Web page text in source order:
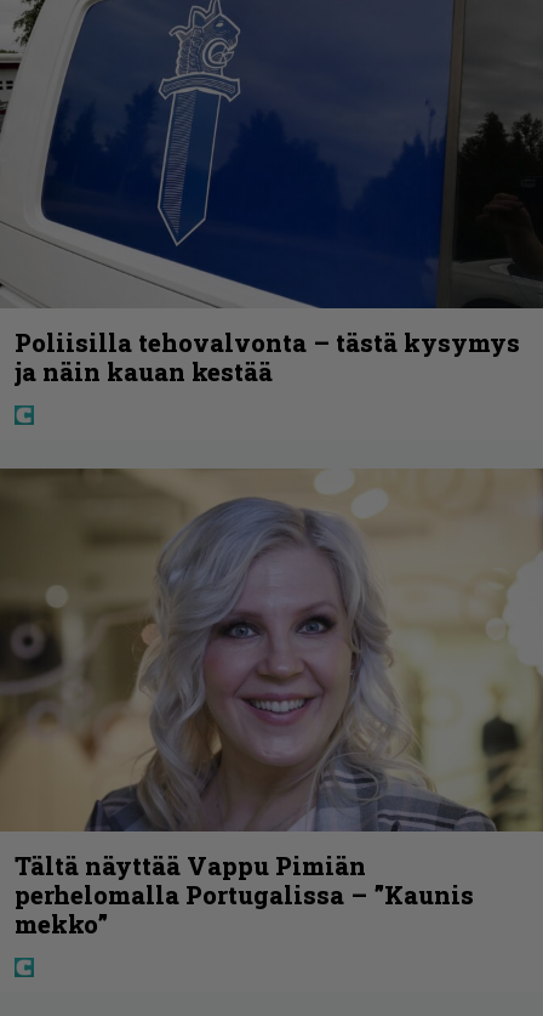
Poliisilla tehovalvonta – tästä kysymys
ja näin kauan kestää
Tältä näyttää Vappu Pimiän
perhelomalla Portugalissa – ”Kaunis
mekko”